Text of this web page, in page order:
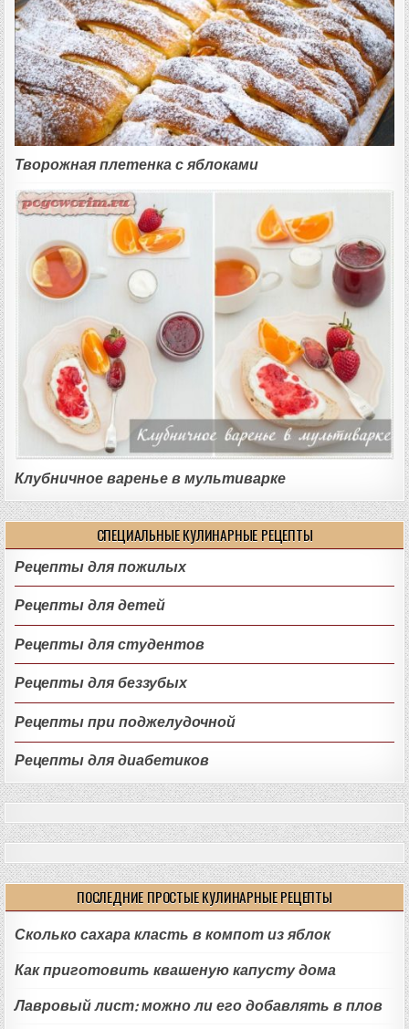
Творожная плетенка с яблоками
Клубничное варенье в мультиварке
СПЕЦИАЛЬНЫЕ КУЛИНАРНЫЕ РЕЦЕПТЫ
Рецепты для пожилых
Рецепты для детей
Рецепты для студентов
Рецепты для беззубых
Рецепты при поджелудочной
Рецепты для диабетиков
ПОСЛЕДНИЕ ПРОСТЫЕ КУЛИНАРНЫЕ РЕЦЕПТЫ
Сколько сахара класть в компот из яблок
Как приготовить квашеную капусту дома
Лавровый лист: можно ли его добавлять в плов